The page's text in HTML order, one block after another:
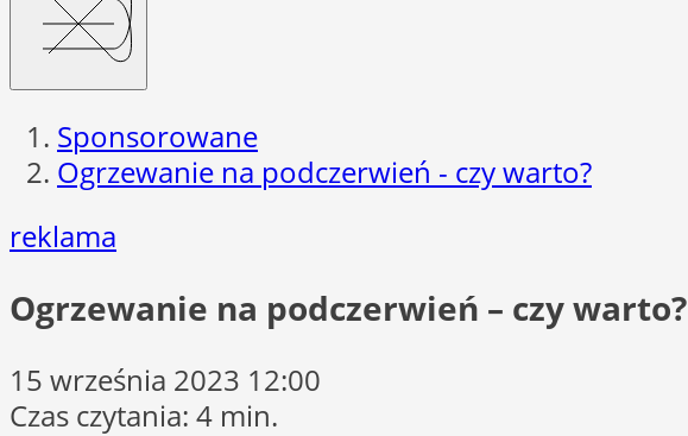
Sponsorowane
Ogrzewanie na podczerwień - czy warto?
reklama
Ogrzewanie na podczerwień – czy warto?
15 września 2023 12:00
Czas czytania: 4 min.